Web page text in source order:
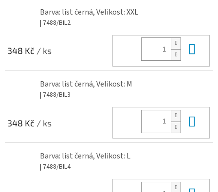
Barva: list černá, Velikost: XXL
| 7488/BIL2
348 Kč / ks
Barva: list černá, Velikost: M
| 7488/BIL3
348 Kč / ks
Barva: list černá, Velikost: L
| 7488/BIL4